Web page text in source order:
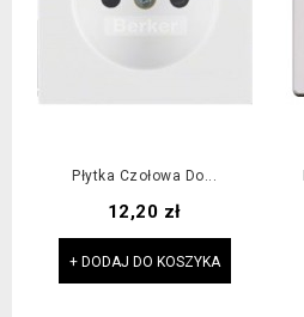
Płytka Czołowa Do...
Cena
12,20 zł
+ DODAJ DO KOSZYKA